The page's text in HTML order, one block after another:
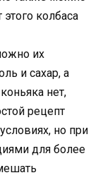
колбаса
их
и сахар, а
нет,
рецепт
но при
для более